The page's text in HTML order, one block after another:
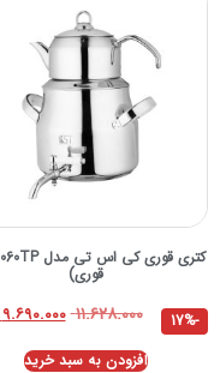
قوری)
۱۱.۶۲۸.۰۰۰ ۹.۶۹۰.۰۰۰
-17%
افزودن به سبد خرید